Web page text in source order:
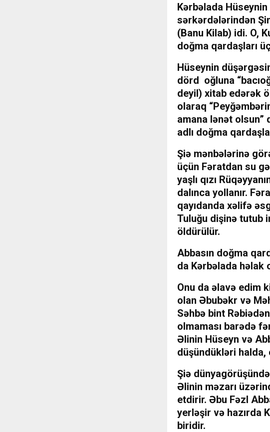
Kərbəlada
sərkərdələrindən
(Banu Kilab) idi. O,
doğma qardaşları
Hüseynin
dörd oğluna
deyil) xitab edərək
olaraq
amana lənət olsun”
adlı doğma
Şiə mənbələrinə
üçün Fəratdan su
yaşlı qızı
dalınca yollanır.
qayıdanda xəlifə
Tuluğu dişinə tutub
öldürülür.
Abbasın doğma
da Kərbəlada həlak
Onu da əlavə edim
olan Əbubəkr və
Səhbə bint
olmaması barədə
Əlinin Hüseyn və
düşündükləri halda,
Şiə
Əlinin məzarı
etdirir. Əbu Fəzl
yerləşir və hazırda
biridir.